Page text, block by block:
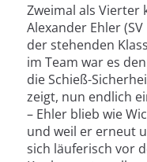
Zweimal als Vierter
Alexander Ehler
der stehenden
im Team war es
die Schieß-
zeigt, nun endlich
– Ehler blieb wie
und weil er erneut
sich läuferisch vor